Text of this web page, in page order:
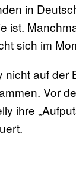
in
ist.
sich im
nicht auf der
Vor
ihre